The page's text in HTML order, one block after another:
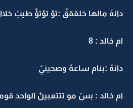
دانهً مالها خلقققً :تؤ تؤتؤً طيبً
ام خالد : 8
دانهً :بنام ساعهً وصحينيً
ام خالد : بسً مو تتتعبينً الواحد